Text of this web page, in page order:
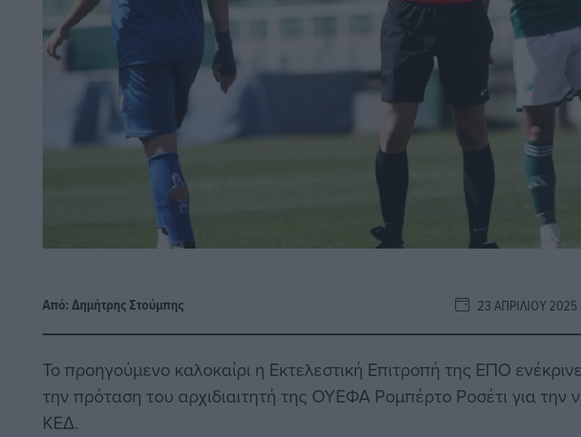
Από:Δημήτρης Στούμπης 23 ΑΠΡΙΛΊΟΥ 2025
Το προηγούμενο καλοκαίρι η Εκτελεστική Επιτροπή της ΕΠΟ ενέκρινε
την πρόταση του αρχιδιαιτητή της ΟΥΕΦΑ Ρομπέρτο Ροσέτι για την
ΚΕΔ.